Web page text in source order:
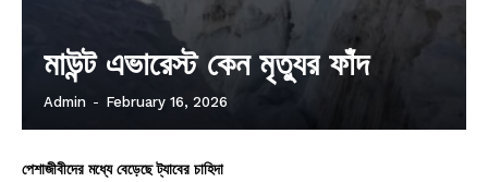
মাউন্ট এভারেস্ট কেন মৃত্যুর ফাঁদ
Admin - February 16, 2026
পেশাজীবীদের মধ্যে বেড়েছে ট্যাবের চাহিদা